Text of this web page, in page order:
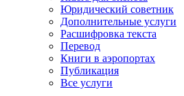
Юридический советник
Дополнительные услуги
Расшифровка текста
Перевод
Книги в аэропортах
Публикация
Все услуги